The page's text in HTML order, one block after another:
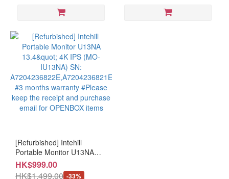
Business &
Entertainment
(1)
[Refurbished] Intehill
Portable Monitor U13NA
13.4" 4K IPS (MO-IU13NA)
SN:
HK$999.00
HK$1,499.00 -33%